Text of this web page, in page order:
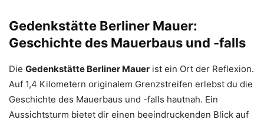
Gedenkstätte Berliner Mauer:
Geschichte des Mauerbaus und -falls
Die Gedenkstätte Berliner Mauer ist ein Ort der Reflexion.
Auf 1,4 Kilometern originalem Grenzstreifen erlebst du die
Geschichte des Mauerbaus und -falls hautnah. Ein
Aussichtsturm bietet dir einen beeindruckenden Blick auf